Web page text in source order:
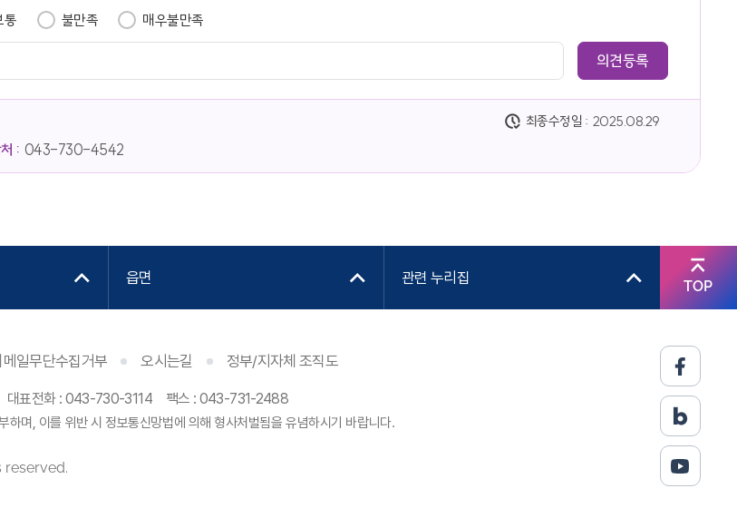
통 불만족 매우불만족
: 043-730-4542
최종수정일 : 2025.08.29
읍면 관련 누리집 TOP
메일무단수집거부 오시는길 정부/지자체 조직도
대표전화 : 043-730-3114 팩스 : 043-731-2488
하며, 이를 위반 시 정보통신망법에 의해 형사처벌됨을 유념하시기 바랍니다.
reserved.